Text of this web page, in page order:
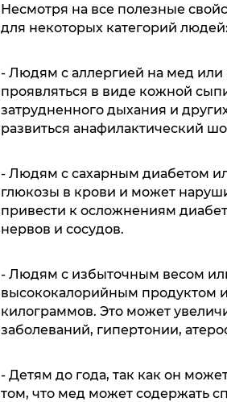
Несмотря на все полезные
для некоторых категорий людей:
- Людям с аллергией на мед
проявляться в виде кожной
затрудненного дыхания и
развиться анафилактический
- Людям с сахарным диабетом
глюкозы в крови и может
привести к осложнениям
нервов и сосудов.
- Людям с избыточным весом
высококалорийным продуктом
килограммов. Это может
заболеваний, гипертонии,
- Детям до года, так как он
том, что мед может содержать